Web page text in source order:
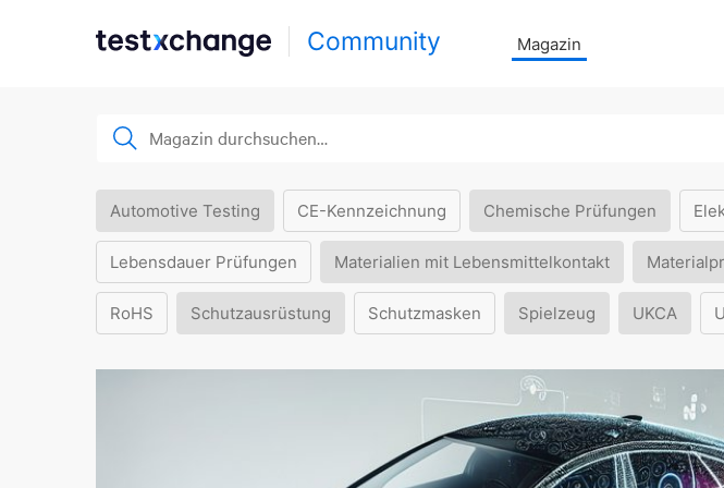
Community Magazin
Automotive Testing CE-Kennzeichnung Chemische Prüfungen
Lebensdauer Prüfungen Materialien mit Lebensmittelkontakt
RoHS Schutzausrüstung Schutzmasken Spielzeug UKCA